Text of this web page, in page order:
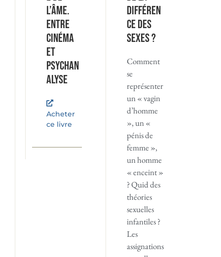
l’âme.
Entre
cinéma
et
psychan
alyse
Acheter
ce livre
différen
ce des
sexes ?
Comment
se
représenter
un « vagin
d’homme
», un «
pénis de
femme »,
un homme
« enceint »
? Quid des
théories
sexuelles
infantiles ?
Les
assignations